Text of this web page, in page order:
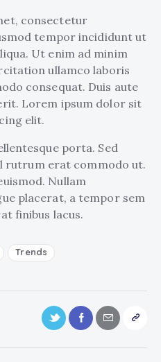
consectetur
tempor incididunt ut
Ut enim ad minim
ullamco laboris
consequat. Duis aute
Lorem ipsum dolor sit
elit.
porta. Sed
rutrum erat commodo ut.
Nullam
placerat, a tempor sem
finibus lacus.
Trends